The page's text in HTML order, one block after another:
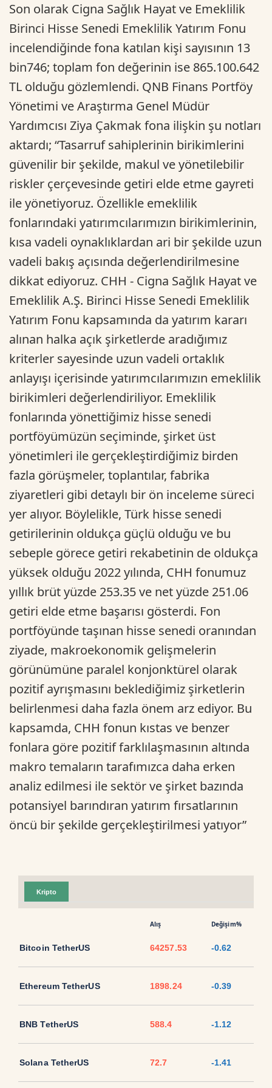
Son olarak Cigna Sağlık Hayat ve Emeklilik
Birinci Hisse Senedi Emeklilik Yatırım Fonu
incelendiğinde fona katılan kişi sayısının 13
bin746; toplam fon değerinin ise 865.100.642
TL olduğu gözlemlendi. QNB Finans Portföy
Yönetimi ve Araştırma Genel Müdür
Yardımcısı Ziya Çakmak fona ilişkin şu notları
aktardı; “Tasarruf sahiplerinin birikimlerini
güvenilir bir şekilde, makul ve yönetilebilir
riskler çerçevesinde getiri elde etme gayreti
ile yönetiyoruz. Özellikle emeklilik
fonlarındaki yatırımcılarımızın birikimlerinin,
kısa vadeli oynaklıklardan ari bir şekilde uzun
vadeli bakış açısında değerlendirilmesine
dikkat ediyoruz. CHH - Cigna Sağlık Hayat ve
Emeklilik A.Ş. Birinci Hisse Senedi Emeklilik
Yatırım Fonu kapsamında da yatırım kararı
alınan halka açık şirketlerde aradığımız
kriterler sayesinde uzun vadeli ortaklık
anlayışı içerisinde yatırımcılarımızın emeklilik
birikimleri değerlendiriliyor. Emeklilik
fonlarında yönettiğimiz hisse senedi
portföyümüzün seçiminde, şirket üst
yönetimleri ile gerçekleştirdiğimiz birden
fazla görüşmeler, toplantılar, fabrika
ziyaretleri gibi detaylı bir ön inceleme süreci
yer alıyor. Böylelikle, Türk hisse senedi
getirilerinin oldukça güçlü olduğu ve bu
sebeple görece getiri rekabetinin de oldukça
yüksek olduğu 2022 yılında, CHH fonumuz
yıllık brüt yüzde 253.35 ve net yüzde 251.06
getiri elde etme başarısı gösterdi. Fon
portföyünde taşınan hisse senedi oranından
ziyade, makroekonomik gelişmelerin
görünümüne paralel konjonktürel olarak
pozitif ayrışmasını beklediğimiz şirketlerin
belirlenmesi daha fazla önem arz ediyor. Bu
kapsamda, CHH fonun kıstas ve benzer
fonlara göre pozitif farklılaşmasının altında
makro temaların tarafımızca daha erken
analiz edilmesi ile sektör ve şirket bazında
potansiyel barındıran yatırım fırsatlarının
öncü bir şekilde gerçekleştirilmesi yatıyor”
Kripto
Alış Değişim%
Bitcoin TetherUS 64257.53 -0.62
Ethereum TetherUS 1898.24 -0.39
BNB TetherUS 588.4 -1.12
Solana TetherUS 72.7 -1.41